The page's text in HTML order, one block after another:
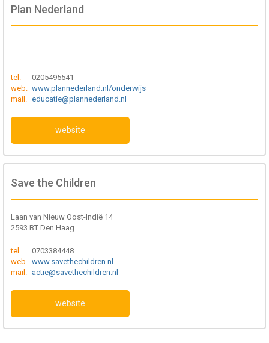
Plan Nederland
tel.
0205495541
web. www.plannederland.nl/onderwijs
mail. educatie@plannederland.nl
website
Save the Children
Laan van Nieuw Oost-Indië 14
2593 BT Den Haag
tel.
0703384448
web. www.savethechildren.nl
mail. actie@savethechildren.nl
website